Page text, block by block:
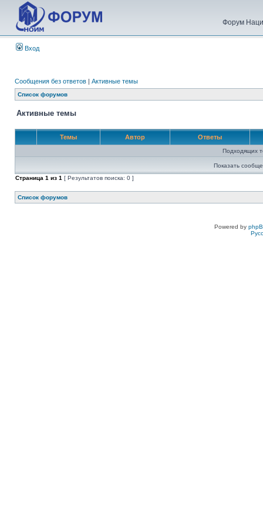
Форум
Вход
Сообщения без ответов | Активные темы
Список форумов
Активные темы
Темы Автор Ответы
Подходящих
Показать
Страница 1 из 1 [ Результатов поиска: 0 ]
Список форумов
Powered by